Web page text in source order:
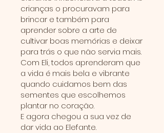
crianças o procuravam para
brincar e também para
aprender sobre a arte de
cultivar boas memórias e deixar
para trás o que não servia mais.
Com Eli, todos aprenderam que
a vida é mais bela e vibrante
quando cuidamos bem das
sementes que escolhemos
plantar no coração.
E agora chegou a sua vez de
dar vida ao Elefante.